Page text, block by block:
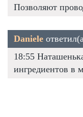
Позволяют
Daniele
18:55
ингредиентов в